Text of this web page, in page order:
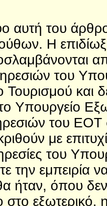
αυτή του
Η
του
Τουρισμού και
Υπουργείο
του ΕΟΤ
με
του
την εμπειρία
ήταν, όπου δεν
στο εξωτερικό,